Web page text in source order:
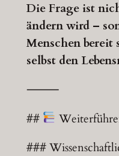
Die Frage ist
ändern wird –
Menschen bereit
selbst den
⸻
##
###